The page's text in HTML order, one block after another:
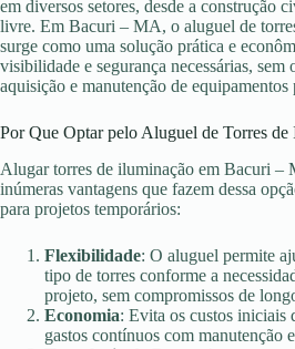
em diversos setores, desde a construção
livre. Em Bacuri – MA, o aluguel de
surge como uma solução prática e
visibilidade e segurança necessárias, sem
aquisição e manutenção de equipamentos
Por Que Optar pelo Aluguel de Torres de
Alugar torres de iluminação em Bacuri –
inúmeras vantagens que fazem dessa
para projetos temporários:
Flexibilidade: O aluguel permite
tipo de torres conforme a
projeto, sem compromissos de
Economia: Evita os custos iniciais
gastos contínuos com manutenção